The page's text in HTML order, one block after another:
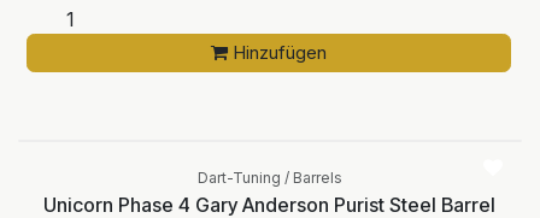
Hinzufügen
Dart-Tuning / Barrels
Unicorn Phase 4 Gary Anderson Purist Steel Barrel